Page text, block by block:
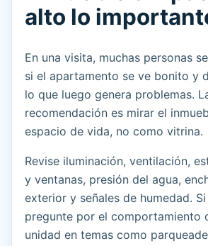
alto lo
En una visita, muchas personas
si el apartamento se ve bonito y
lo que luego genera problemas.
recomendación es mirar el
espacio de vida, no como vitrina.
Revise iluminación, ventilación,
y ventanas, presión del agua,
exterior y señales de humedad.
pregunte por el comportamiento
unidad en temas como